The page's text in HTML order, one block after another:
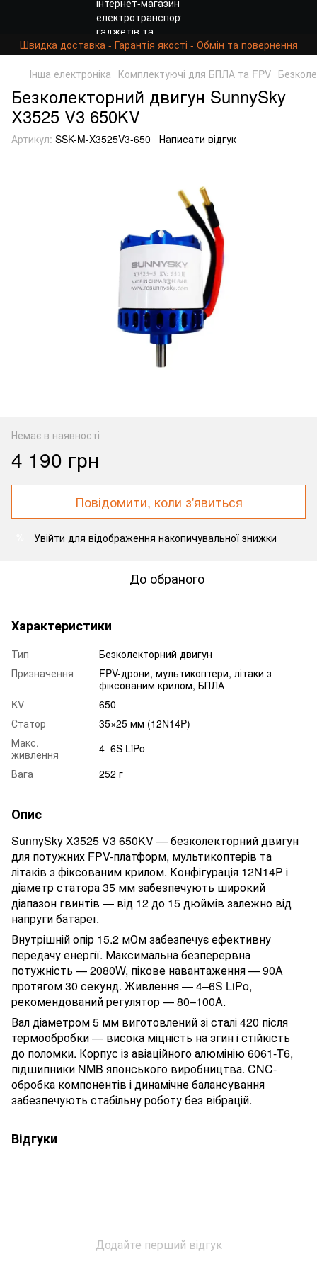
Швидка доставка - Гарантія якості - Обмін та повернення
Інша електроніка Комплектуючі для БПЛА та FPV
Безколекторний двигун SunnySky
X3525 V3 650KV
Артикул: SSK-M-X3525V3-650 Написати відгук
Немає в наявності
4 190 грн
Повідомити, коли з'явиться
Увійти для відображення накопичувальної знижки
До обраного
Характеристики
Тип
Безколекторний двигун
Призначення
FPV-дрони, мультикоптери, літаки з
фіксованим крилом, БПЛА
KV
650
Статор
35×25 мм (12N14P)
Макс.
живлення
4–6S LiPo
Вага
252 г
Опис
SunnySky X3525 V3 650KV — безколекторний двигун
для потужних FPV-платформ, мультикоптерів та
літаків з фіксованим крилом. Конфігурація 12N14P і
діаметр статора 35 мм забезпечують широкий
діапазон гвинтів — від 12 до 15 дюймів залежно від
напруги батареї.
Внутрішній опір 15.2 мОм забезпечує ефективну
передачу енергії. Максимальна безперервна
потужність — 2080W, пікове навантаження — 90A
протягом 30 секунд. Живлення — 4–6S LiPo,
рекомендований регулятор — 80–100A.
Вал діаметром 5 мм виготовлений зі сталі 420 після
термообробки — висока міцність на згин і стійкість
до поломки. Корпус із авіаційного алюмінію 6061-T6,
підшипники NMB японського виробництва. CNC-
обробка компонентів і динамічне балансування
забезпечують стабільну роботу без вібрацій.
Відгуки
Додайте перший відгук